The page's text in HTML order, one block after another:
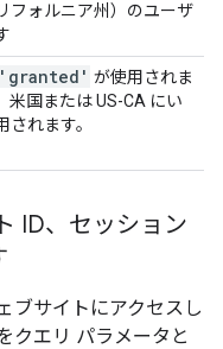
フォルニア州）のユーザ
'granted' が使用されま
米国または US-CA にい
れます。
ID、セッション
ブサイトにアクセスし
クエリ パラメータと